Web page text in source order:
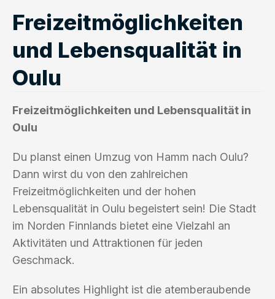
Freizeitmöglichkeiten
und Lebensqualität in
Oulu
Freizeitmöglichkeiten und Lebensqualität in
Oulu
Du planst einen Umzug von Hamm nach Oulu?
Dann wirst du von den zahlreichen
Freizeitmöglichkeiten und der hohen
Lebensqualität in Oulu begeistert sein! Die Stadt
im Norden Finnlands bietet eine Vielzahl an
Aktivitäten und Attraktionen für jeden
Geschmack.
Ein absolutes Highlight ist die atemberaubende